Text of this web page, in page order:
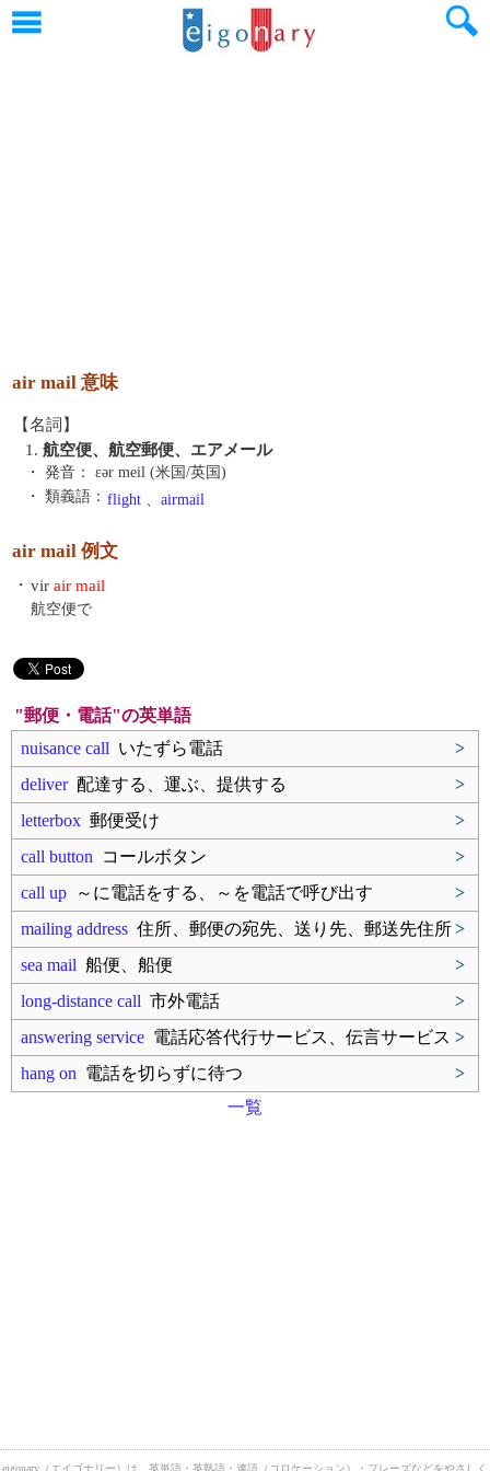
air mail 意味
【名詞】
1. 航空便、航空郵便、エアメール
・ 発音：
εər meil (米国/英国)
・ 類義語： flight 、 airmail
air mail 例文
・ vir air mail
航空便で
"郵便・電話"の英単語
nuisance call いたずら電話
>
deliver配達する、運ぶ、提供する
>
letterbox 郵便受け
>
call button コールボタン
>
call up ～に電話をする、～を電話で呼び出す
>
mailing address 住所、郵便の宛先、送り先、郵送先住所>
sea mail 船便、船便
>
long-distance call 市外電話
>
answering service 電話応答代行サービス、伝言サービス >
hang on 電話を切らずに待つ
>
一覧
eigonary（エイゴナリー）は、英単語・英熟語・連語（コロケーション）・フレーズなどをやさしく